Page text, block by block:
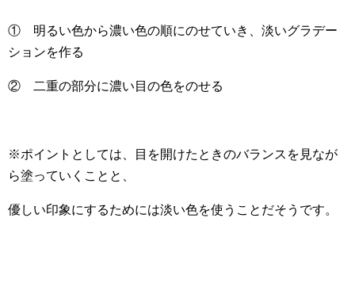
① 明るい色から濃い色の順にのせていき、淡いグラデー
ションを作る
② 二重の部分に濃い目の色をのせる
※ポイントとしては、目を開けたときのバランスを見なが
ら塗っていくことと、
優しい印象にするためには淡い色を使うことだそうです。